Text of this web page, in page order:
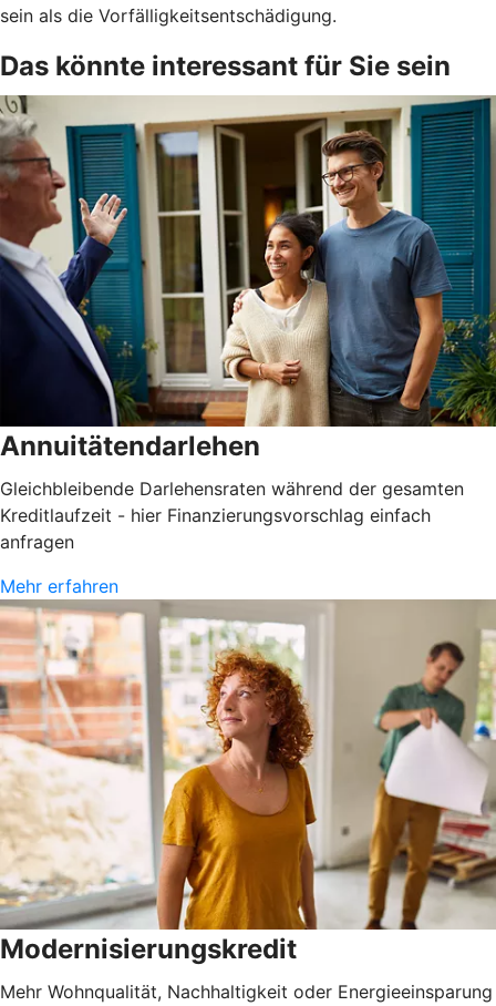
sein als die Vorfälligkeitsentschädigung.
Das könnte interessant für Sie sein
Annuitätendarlehen
Gleichbleibende Darlehensraten während der gesamten
Kreditlaufzeit - hier Finanzierungsvorschlag einfach
anfragen
Mehr erfahren
Modernisierungskredit
Mehr Wohnqualität, Nachhaltigkeit oder Energieeinsparung